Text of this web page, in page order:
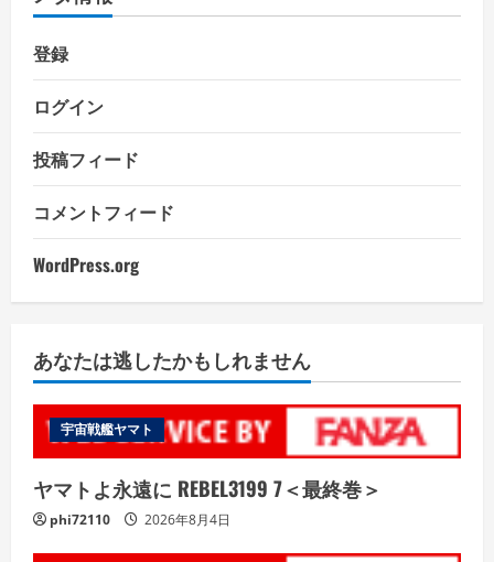
登録
ログイン
投稿フィード
コメントフィード
WordPress.org
あなたは逃したかもしれません
宇宙戦艦ヤマト
ヤマトよ永遠に REBEL3199 7＜最終巻＞
phi72110 2026年8月4日